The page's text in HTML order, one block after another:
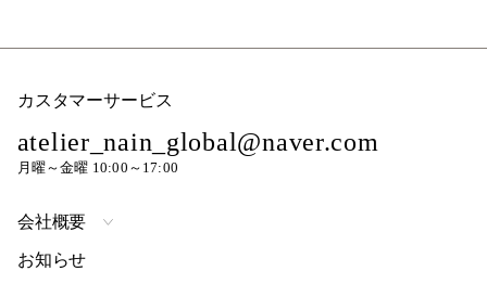
カスタマーサービス
atelier_nain_global@naver.com
月曜～金曜 10:00～17:00
会社概要
お知らせ